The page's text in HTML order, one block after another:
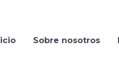
Sobre nosotros